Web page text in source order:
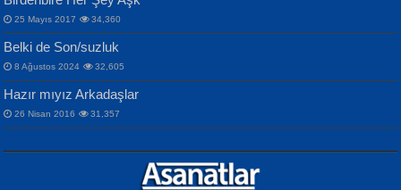
MAHMUT GÜRBÜZ
İbrahim Olmak ve Bitirebilmek...
NURAN KÖSE BAYDAR
Songül Özel
Mahzen...
NAZIM HİKMET RAN
Bir Cezaevinde, Tecritteki Adamın
Mektupları...
25 Mayıs 2017 34,360
Belki de Son/suzluk
8 Ağustos 2024 32,605
Hazır mıyız Arkadaşlar
26 Nisan 2016 31,357